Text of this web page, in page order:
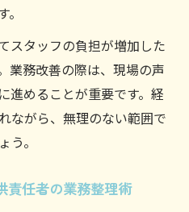
スタッフの負担が増加した
業務改善の際は、現場の声
進めることが重要です。経
ながら、無理のない範囲で
。
責任者の業務整理術